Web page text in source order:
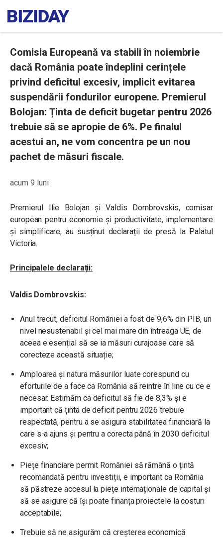
Comisia Europeană va stabili în noiembrie
dacă România poate îndeplini cerințele
privind deficitul excesiv, implicit evitarea
suspendării fondurilor europene. Premierul
Bolojan: Ținta de deficit bugetar pentru 2026
trebuie să se apropie de 6%. Pe finalul
acestui an, ne vom concentra pe un nou
pachet de măsuri fiscale.
acum 9 luni
Premierul Ilie Bolojan și Valdis Dombrovskis, comisar
european pentru economie și productivitate, implementare
și simplificare, au susținut declarații de presă la Palatul
Victoria.
Principalele declarații:
Valdis Dombrovskis:
Anul trecut, deficitul României a fost de 9,6% din PIB, un
nivel nesustenabil și cel mai mare din întreaga UE, de
aceea e esențial să se ia măsuri curajoase care să
corecteze această situație;
Amploarea și natura măsurilor luate corespund cu
eforturile de a face ca România să reintre în line cu ce e
necesar. Estimăm ca deficitul să fie de 8,3% și e
important că ținta de deficit pentru 2026 trebuie
respectată, pentru a se asigura stabilitatea financiară la
care s-a ajuns și pentru a corecta până în 2030 deficitul
excesiv;
Piețe financiare permit României să rămână o țintă
recomandată pentru investiții, e important ca România
să păstreze accesul la piețe internaționale de capital și
să se asigure că își poate finanța proiectele la costuri
acceptabile;
Trebuie să ne asigurăm că creșterea economică